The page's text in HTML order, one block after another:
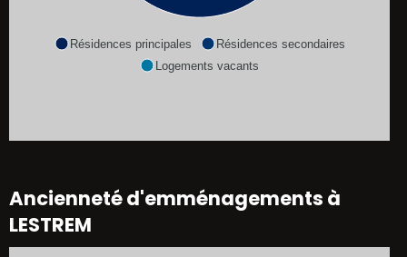
Résidences principales
Résidences secondaires
Logements vacants
Ancienneté d'emménagements à
LESTREM